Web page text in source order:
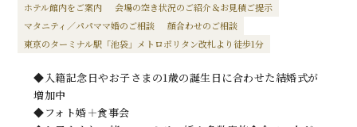
ホテル館内をご案内
会場の空き状況のご紹介＆お見積ご提示
マタニティ／パパママ婚のご相談
顔合わせのご相談
東京のターミナル駅「池袋」メトロポリタン改札より徒歩1分
◆入籍記念日やお子さまの1歳の誕生日に合わせた結婚式が
増加中
◆フォト婚＋食事会